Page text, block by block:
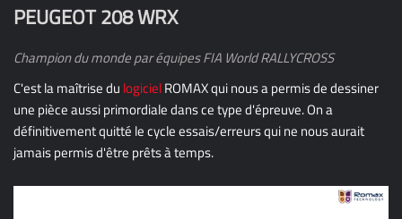
PEUGEOT 208 WRX
Champion du monde par équipes FIA World RALLYCROSS
C'est la maîtrise du logicielROMAX qui nous a permis de dessiner
une pièce aussi primordiale dans ce type d'épreuve. On a
définitivement quitté le cycle essais/erreurs qui ne nous aurait
jamais permis d'être prêts à temps.